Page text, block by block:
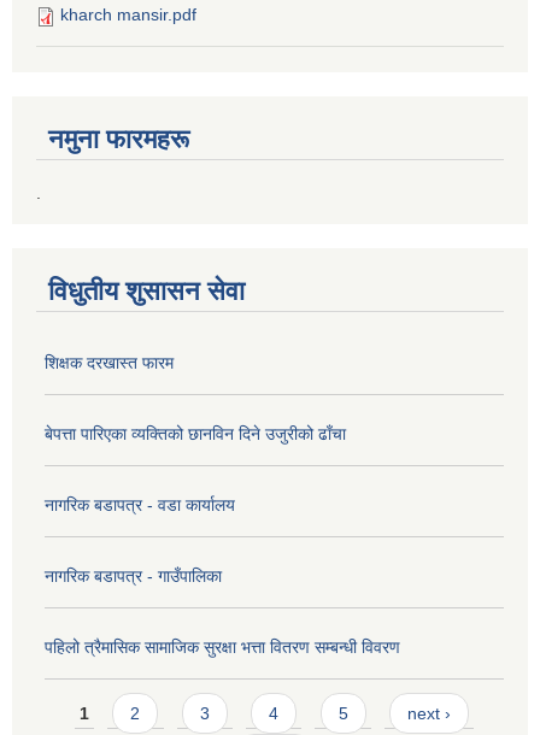
kharch mansir.pdf
नमुना फारमहरू
.
विधुतीय शुसासन सेवा
शिक्षक दरखास्त फारम
बेपत्ता पारिएका व्यक्तिको छानविन दिने उजुरीको ढाँचा
नागरिक बडापत्र - वडा कार्यालय
नागरिक बडापत्र - गाउँपालिका
पहिलो त्रैमासिक सामाजिक सुरक्षा भत्ता वितरण सम्बन्धी विवरण
Pages
1 2 3 4 5 next ›